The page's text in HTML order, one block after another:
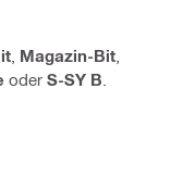
Magazin-Bit
oder S-SY B